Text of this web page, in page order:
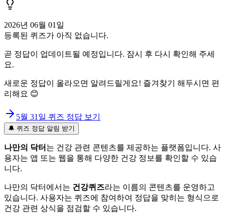
2026년 06월 01일
등록된 퀴즈가 아직 없습니다.
곧 정답이 업데이트될 예정입니다. 잠시 후 다시 확인해 주세
요.
새로운 정답이 올라오면 알려드릴게요! 즐겨찾기 해두시면 편
리해요 😊
5월 31일 퀴즈 정답 보기
🔔 퀴즈 정답 알림 받기
나만의 닥터 는 건강 관련 콘텐츠를 제공하는 플랫폼입니다. 사
용자는 앱 또는 웹을 통해 다양한 건강 정보를 확인할 수 있습
니다.
나만의 닥터에서는 건강퀴즈라는 이름의 콘텐츠를 운영하고
있습니다. 사용자는 퀴즈에 참여하여 정답을 맞히는 형식으로
건강 관련 상식을 점검할 수 있습니다.